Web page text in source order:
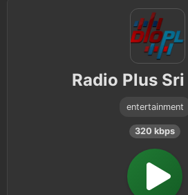
Radio Plus
entertainment
320 kbps